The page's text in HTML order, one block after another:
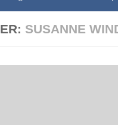
SUSANNE